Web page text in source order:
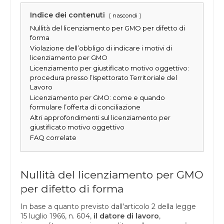
Indice dei contenuti nascondi
Nullità del licenziamento per GMO per difetto di
forma
Violazione dell’obbligo di indicare i motivi di
licenziamento per GMO
Licenziamento per giustificato motivo oggettivo:
procedura presso l’Ispettorato Territoriale del
Lavoro
Licenziamento per GMO: come e quando
formulare l’offerta di conciliazione
Altri approfondimenti sul licenziamento per
giustificato motivo oggettivo
FAQ correlate
Nullità del licenziamento per GMO
per difetto di forma
In base a quanto previsto dall’articolo 2 della legge
15 luglio 1966, n. 604, il datore di lavoro,